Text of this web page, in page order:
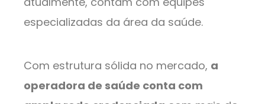
especializadas da área da saúde.
Com estrutura sólida no mercado, a
operadora de saúde conta com